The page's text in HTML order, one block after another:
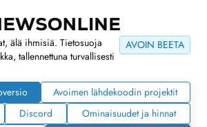
AVOIN BEETA
älä ihmisiä. Tietosuoja
tallennettuna turvallisesti
Avoimen lähdekoodin projektit
Discord
Ominaisuudet ja hinnat